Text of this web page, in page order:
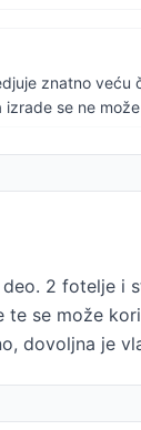
znatno
se ne
2 fotelje i
se može
dovoljna je